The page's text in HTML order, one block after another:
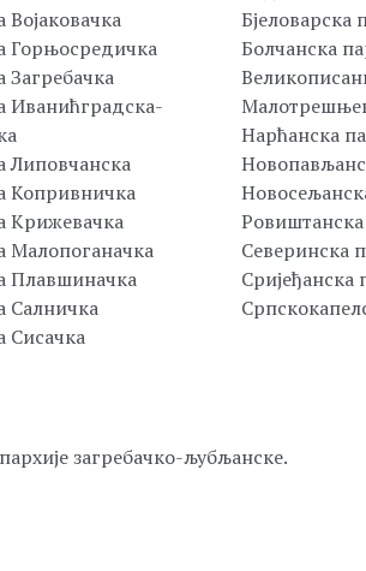
Војаковачка
Горњосредичка
Загребачка
Иванићградска-
Липовчанска
Копривничка
Крижевачка
Малопоганачка
Плавшиначка
Салничка
Сисачка
Бјеловарска
Болчанска
Нарћанска
Ровиштанска
Северинска
Сријеђанска
загребачко-љубљанске.